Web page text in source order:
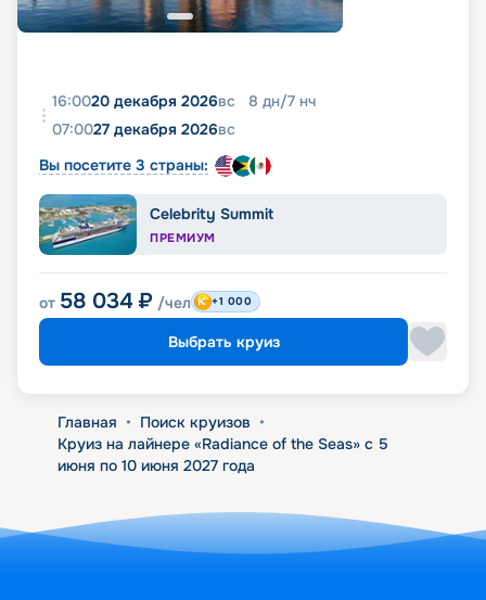
16:0020 декабря 2026вс 8 дн/7 нч
07:0027 декабря 2026вс
Вы посетите 3 страны:
Celebrity Summit
ПРЕМИУМ
от 58 034 ₽ /чел +1 000
Выбрать круиз
Главная • Поиск круизов •
Круиз на лайнере «Radiance of the Seas» с 5
июня по 10 июня 2027 года